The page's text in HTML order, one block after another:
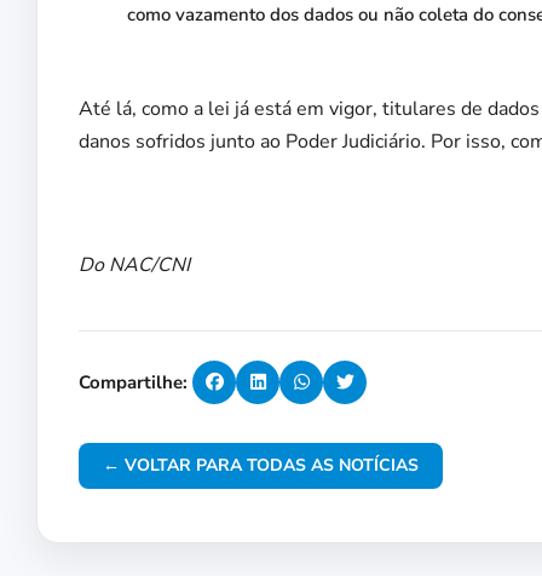
como vazamento dos dados ou não coleta do
Até lá, como a lei já está em vigor, titulares de
danos sofridos junto ao Poder Judiciário. Por isso,
Do NAC/CNI
Compartilhe:
← VOLTAR PARA TODAS AS NOTÍCIAS